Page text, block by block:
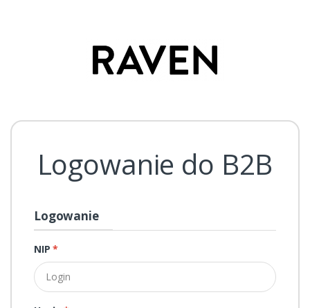
Logowanie do B2B
Logowanie
NIP*